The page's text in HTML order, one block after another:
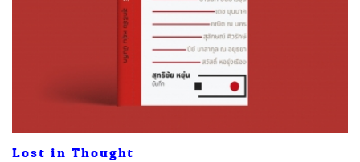
Lost in Thought
SHARE TWEET LINE EMAIL